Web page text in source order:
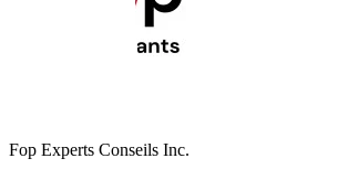
Fop Experts Conseils Inc.